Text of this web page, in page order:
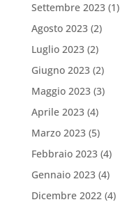
Settembre 2023(1)
Agosto 2023(2)
Luglio 2023(2)
Giugno 2023(2)
Maggio 2023(3)
Aprile 2023(4)
Marzo 2023(5)
Febbraio 2023(4)
Gennaio 2023(4)
Dicembre 2022(4)